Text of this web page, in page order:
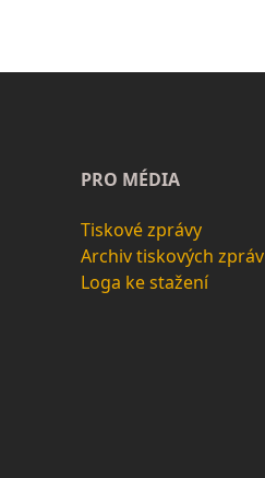
PRO MÉDIA
Tiskové zprávy
Archiv tiskových zpráv
Loga ke stažení